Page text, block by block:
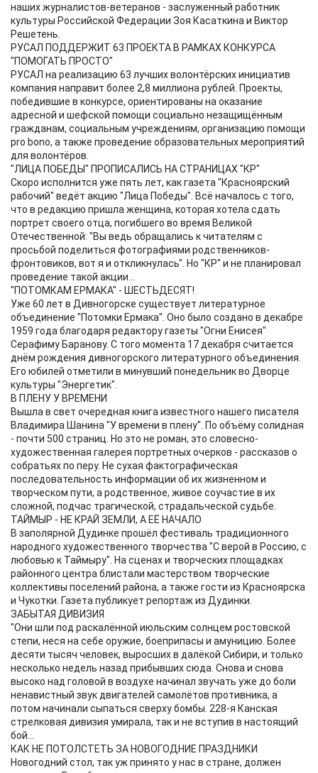
наших журналистов-ветеранов - заслуженный работник
культуры Российской Федерации Зоя Касаткина и Виктор
Решетень.
РУСАЛ ПОДДЕРЖИТ 63 ПРОЕКТА В РАМКАХ КОНКУРСА
"ПОМОГАТЬ ПРОСТО"
РУСАЛ на реализацию 63 лучших волонтёрских инициатив
компания направит более 2,8 миллиона рублей. Проекты,
победившие в конкурсе, ориентированы на оказание
адресной и шефской помощи социально незащищённым
гражданам, социальным учреждениям, организацию помощи
pro bono, а также проведение образовательных мероприятий
для волонтёров.
"ЛИЦА ПОБЕДЫ" ПРОПИСАЛИСЬ НА СТРАНИЦАХ "КР"
Скоро исполнится уже пять лет, как газета "Красноярский
рабочий" ведёт акцию "Лица Победы". Всё началось с того,
что в редакцию пришла женщина, которая хотела сдать
портрет своего отца, погибшего во время Великой
Отечественной: "Вы ведь обращались к читателям с
просьбой поделиться фотографиями родственников-
фронтовиков, вот я и откликнулась". Но "КР" и не планировал
проведение такой акции...
"ПОТОМКАМ ЕРМАКА" - ШЕСТЬДЕСЯТ!
Уже 60 лет в Дивногорске существует литературное
объединение "Потомки Ермака". Оно было создано в декабре
1959 года благодаря редактору газеты "Огни Енисея"
Серафиму Баранову. С того момента 17 декабря считается
днём рождения дивногорского литературного объединения.
Его юбилей отметили в минувший понедельник во Дворце
культуры "Энергетик".
В ПЛЕНУ У ВРЕМЕНИ
Вышла в свет очередная книга известного нашего писателя
Владимира Шанина "У времени в плену". По объёму солидная
- почти 500 страниц. Но это не роман, это словесно-
художественная галерея портретных очерков - рассказов о
собратьях по перу. Не сухая фактографическая
последовательность информации об их жизненном и
творческом пути, а родственное, живое соучастие в их
сложной, подчас трагической, страдальческой судьбе.
ТАЙМЫР - НЕ КРАЙ ЗЕМЛИ, А ЕЁ НАЧАЛО
В заполярной Дудинке прошёл фестиваль традиционного
народного художественного творчества "С верой в Россию, с
любовью к Таймыру". На сценах и творческих площадках
районного центра блистали мастерством творческие
коллективы поселений района, а также гости из Красноярска
и Чукотки. Газета публикует репортаж из Дудинки.
ЗАБЫТАЯ ДИВИЗИЯ
"Они шли под раскалённой июльским солнцем ростовской
степи, неся на себе оружие, боеприпасы и амуницию. Более
десяти тысяч человек, выросших в далёкой Сибири, и только
несколько недель назад прибывших сюда. Снова и снова
высоко над головой в воздухе начинал звучать уже до боли
ненавистный звук двигателей самолётов противника, а
потом начинали сыпаться сверху бомбы. 228-я Канская
стрелковая дивизия умирала, так и не вступив в настоящий
бой...
КАК НЕ ПОТОЛСТЕТЬ ЗА НОВОГОДНИЕ ПРАЗДНИКИ
Новогодний стол, так уж принято у нас в стране, должен